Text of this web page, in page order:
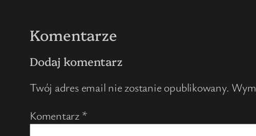
Komentarze
Dodaj komentarz
Twój adres email nie zostanie opublikowany.
Komentarz *